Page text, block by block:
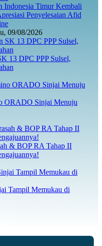
Indonesia Timur Kembali
Penyelesaian Afid
09/08/2026
13 DPC PPP Sulsel,
ORADO Sinjai Menuju
& BOP RA Tahap II
Tampil Memukau di